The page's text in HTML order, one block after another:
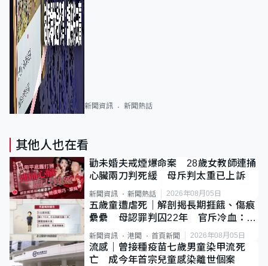
新聞資訊 新聞熱話
其他人也在看
勸未婚夫戒煙爆命案 28歲女教師連捅
心臟兩刀判死緩 母斥判太重已上訴
新聞資訊 新聞熱話 2026年08月05日
五歲童遭虐死｜解剖揭長期捱餓、傷痕
纍纍 母認罪判囚22年 官斥冷血：同
類案最惡劣
新聞資訊 港聞 首頁新聞 2026年08月05日
流感｜曾接種疫苗七歲男童染甲流死
亡 成今年首宗兒童感染離世個案